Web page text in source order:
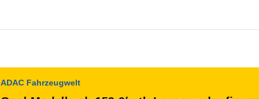
ADAC Fahrzeugwelt